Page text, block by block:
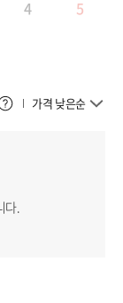
4 5
가격 낮은순
다.